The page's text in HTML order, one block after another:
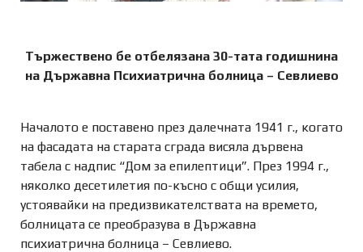
Tържествено бе отбелязана 30-тата годишнина
на Държавна Психиатрична болница – Севлиевo
Началото е поставено през далечната 1941 г., когато
на фасадата на старата сграда висяла дървена
табела с надпис “Дом за епилептици”. През 1994 г.,
няколко десетилетия по-късно с общи усилия,
устоявайки на предизвикателствата на времето,
болницата се преобразува в Държавна
психиатрична болница – Севлиево.